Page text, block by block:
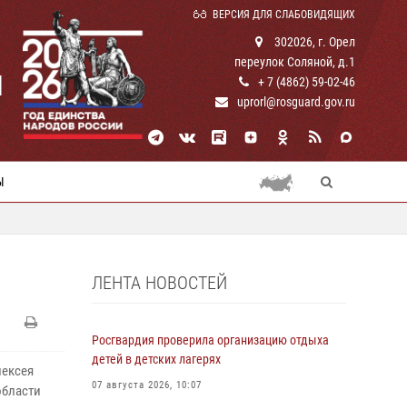
ВЕРСИЯ ДЛЯ СЛАБОВИДЯЩИХ
302026, г. Орел
переулок Соляной, д.1
+ 7 (4862) 59-02-46
uprorl@rosguard.gov.ru
ЛЕНТА НОВОСТЕЙ
Росгвардия проверила организацию отдыха
детей в детских лагерях
07 августа 2026, 10:07